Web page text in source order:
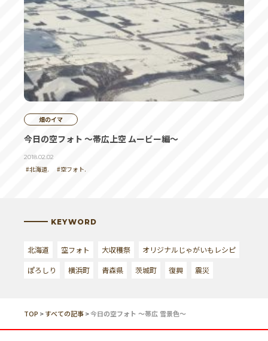
畑のイマ
今日の空フォト ～帯広上空 ムービー編～
2018.02.02
#北海道. #空フォト.
KEYWORD
北海道 空フォト 大収穫祭
オリジナルじゃがいもレシピ
ぽろしり
横浜町 青森県 茨城町 復興 震災
TOP >すべての記事>今日の空フォト ～帯広 雪景色～